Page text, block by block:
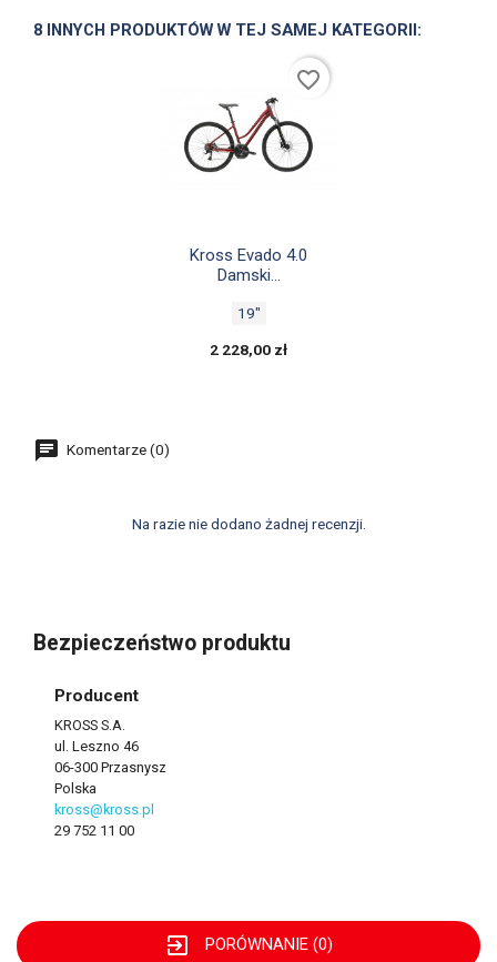
8 INNYCH PRODUKTÓW W TEJ SAMEJ KATEGORII:
Szybki podgląd
Kross Evado 4.0
Damski...
19"
2 228,00 zł
favorite_border
Komentarze (0)
Na razie nie dodano żadnej recenzji.
Bezpieczeństwo produktu
Producent
KROSS S.A.
ul. Leszno 46
06-300 Przasnysz
Polska
kross@kross.pl
29 752 11 00
exit_to_app PORÓWNANIE (0)